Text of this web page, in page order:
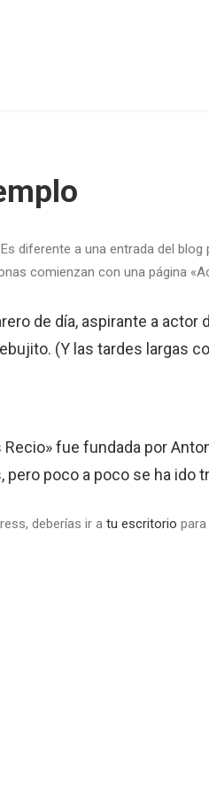
diferente a una entrada del
comienzan con una página
de día, aspirante a
(Y las tardes largas
fue fundada por
pero poco a poco se ha ido
deberías ir a tu escritorio